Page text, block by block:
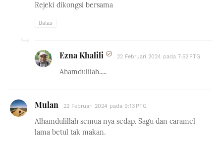
Rejeki dikongsi bersama
Balas
Ezna Khalili 22 Februari 2024 pada 7:52 PTG
Ahamdulilah.....
Mulan 22 Februari 2024 pada 9:13 PTG
Alhamdulillah semua nya sedap. Sagu dan caramel
lama betul tak makan.